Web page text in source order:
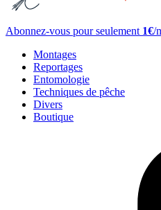
Abonnez-vous pour seulement 1€/
Montages
Reportages
Entomologie
Techniques de pêche
Divers
Boutique